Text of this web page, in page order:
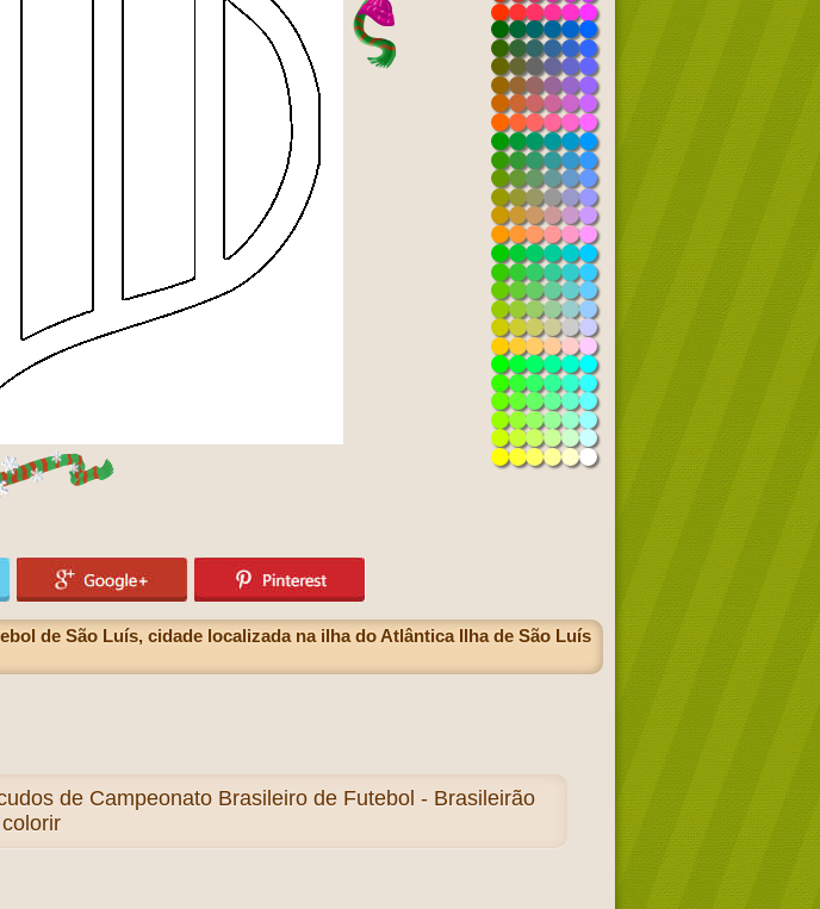
de São Luís, cidade localizada na ilha do Atlântica Ilha de São Luís
de Campeonato Brasileiro de Futebol - Brasileirão